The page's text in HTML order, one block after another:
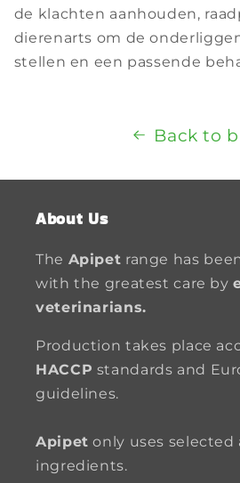
de klachten aanhouden,
dierenarts om de
stellen en een passende
Back to
About Us
The Apipet range has
with the greatest care by
veterinarians.
Production takes place
HACCP standards and
guidelines.
Apipet only uses
ingredients.